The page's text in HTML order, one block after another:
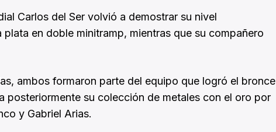
Carlos del Ser volvió a demostrar su nivel
en doble minitramp, mientras que su compañero
ambos formaron parte del equipo que logró el bronce
posteriormente su colección de metales con el oro por
y Gabriel Arias.